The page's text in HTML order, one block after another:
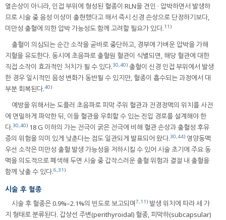
열손상이 아니라, 인접 부위에 형성된 혈종이 RLN을 견인 · 압박하면서 발생하
므로 시술 중 음성 이상이 출현했다고 해서 즉시 신경 손상으로 단정하기보다,
미만성 출혈에 의한 압박 가능성도 함께 고려할 필요가 있다.11 )
출혈이 의심되는 순간 소작을 곧바로 중단하고, 경부에 가벼운 압박을 가해
지혈을 유도한다. 동시에 초음파로 출혈원 혈관이 식별되면, 해당 혈관에 대한
직접 소작이 효과적인 처치가 될 수 있다.30,40) 출혈이 신경 인접 부위에서 발생
한 경우 일시적인 음성 변화가 동반될 수 있지만, 혈종이 흡수되는 과정에서 대
부분 회복된다.40)
예방을 위해서는 도플러 초음파로 피막 주위 혈관과 전경정맥의 위치를 사전
에 면밀하게 파악한 뒤, 이들 혈관을 우회할 수 있는 진입 경로를 설계해야 한
다.30,40) 18 G 이하의 가는 전극이 굵은 전극에 비해 혈관 손상과 출혈성 후유
증의 위험을 의미 있게 낮춘다는 점도 일관되게 발표되어 왔다.30,44) 영양동맥
우선 소작은 미만성 출혈 발생 가능성을 저하시킬 수 있어 시술 초기에 주요 동
맥을 의도적으로 폐색해 두면 시술 중 갑작스러운 출혈 위험과 결절 내 출혈을
함께 낮출 수 있다.6,31 )
시술 후 혈종
시술 후 혈종은 0.9%–2.1%의 빈도로 보고되며7,11 ) 발생 위치에 따라 세 가
지 형태로 분류된다. 갑상선 주변(perithyroidal) 혈종, 피막하(subcapsular)